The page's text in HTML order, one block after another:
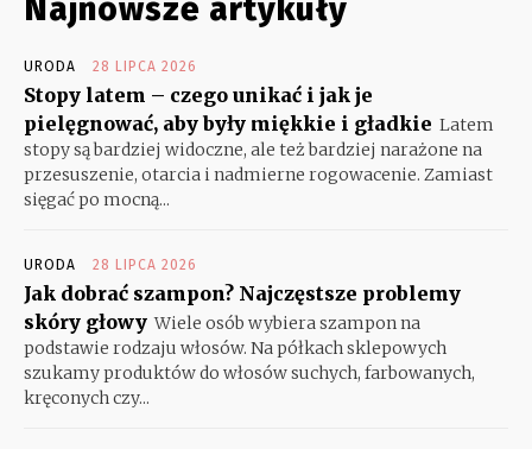
Najnowsze artykuły
URODA 28 LIPCA 2026
Stopy latem – czego unikać i jak je
pielęgnować, aby były miękkie i gładkie Latem
stopy są bardziej widoczne, ale też bardziej narażone na
przesuszenie, otarcia i nadmierne rogowacenie. Zamiast
sięgać po mocną...
URODA 28 LIPCA 2026
Jak dobrać szampon? Najczęstsze problemy
skóry głowy Wiele osób wybiera szampon na
podstawie rodzaju włosów. Na półkach sklepowych
szukamy produktów do włosów suchych, farbowanych,
kręconych czy...